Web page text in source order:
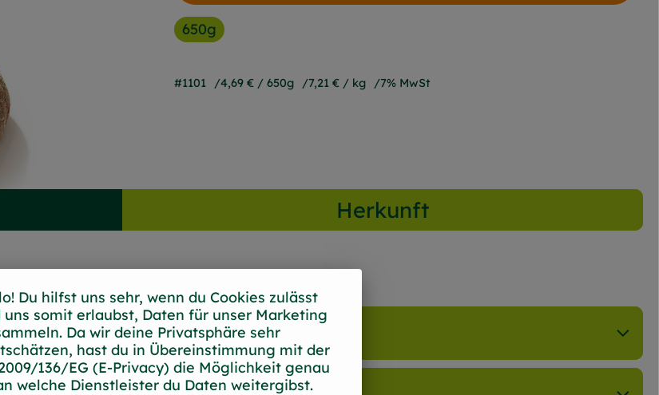
650g
#1101 4,69 € / 650g 7,21 € / kg 7% MwSt
Herkunft
Du hilfst uns sehr, wenn du Cookies zulässt
uns somit erlaubst, Daten für unser Marketing
Da wir deine Privatsphäre sehr
hast du in Übereinstimmung mit der
136/EG (E-Privacy) die Möglichkeit genau
welche Dienstleister du Daten weitergibst.